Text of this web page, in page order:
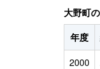
大野町
年度
2000